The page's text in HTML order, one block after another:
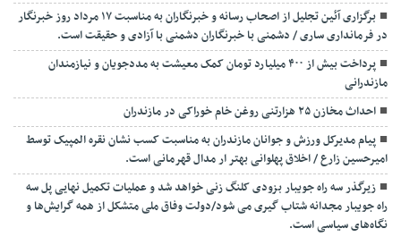
برگزاری آئین تجلیل از اصحاب رسانه و خبرنگاران به مناسبت ۱۷ مرداد روز خبرنگار
در فرمانداری ساری / دشمنی با خبرنگاران دشمنی با آزادی و حقیقت است.
پرداخت بیش از ۴۰۰ میلیارد تومان کمک معیشت به مددجویان و نیازمندان
مازندرانی
احداث مخازن ۲۵ هزارتنی روغن خام خوراکی در مازندران
پیام مدیرکل ورزش و جوانان مازندران به مناسبت کسب نشان نقره المپیک توسط
امیرحسین زارع / اخلاق پهلوانی بهتر ار مدال قهرمانی است.
زیرگذر سه راه جویبار بزودی کلنگ زنی خواهد شد و عملیات تکمیل نهایی پل سه
راه جویبار مجدانه شتاب گیری می شود/دولت وفاق ملی متشکل از همه گرایش‌ها و
نگاه‌های سیاسی است.